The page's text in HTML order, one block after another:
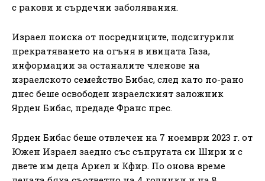
с ракови и сърдечни заболявания.
Израел поиска от посредниците, подсигурили
прекратяването на огъня в ивицата Газа,
информации за останалите членове на
израелското семейство Бибас, след като по-рано
днес беше освободен израелският заложник
Ярден Бибас, предаде Франс прес.
Ярден Бибас беше отвлечен на 7 ноември 2023 г. от
Южен Израел заедно със съпругата си Шири и с
двете им деца Ариел и Кфир. По онова време